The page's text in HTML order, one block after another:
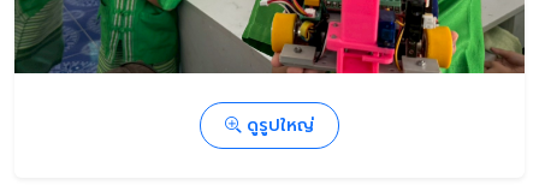
ดูรูปใหญ่